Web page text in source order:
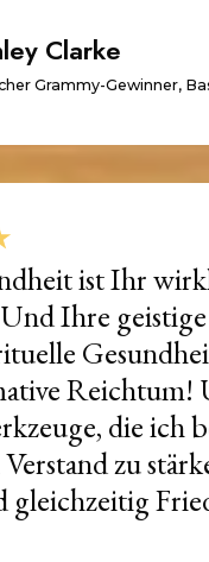
Clarke
Grammy-Gewinner,
ist Ihr
Ihre
Reichtum!
die ich
zu
gleichzeitig